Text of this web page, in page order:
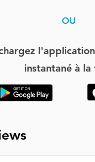
OU
instantané à la